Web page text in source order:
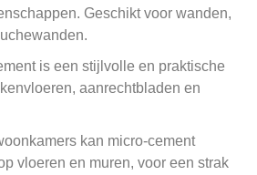
Geschikt voor wanden,
is een stijlvolle en praktische
aanrechtbladen en
kan micro-cement
vloeren en muren, voor een strak